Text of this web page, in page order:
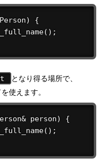
{
となり得る場所で、
使えます。
person) {